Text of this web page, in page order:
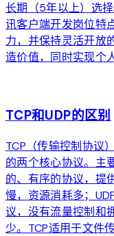
长期（5年以上）选
讯客户端开发岗位特
力，并保持灵活开放
造价值，同时实现个
TCP和UDP的区别
TCP（传输控制协议
的两个核心协议。主
的、有序的协议，提
慢，资源消耗多；
议，没有流量控制和
少。TCP适用于文件